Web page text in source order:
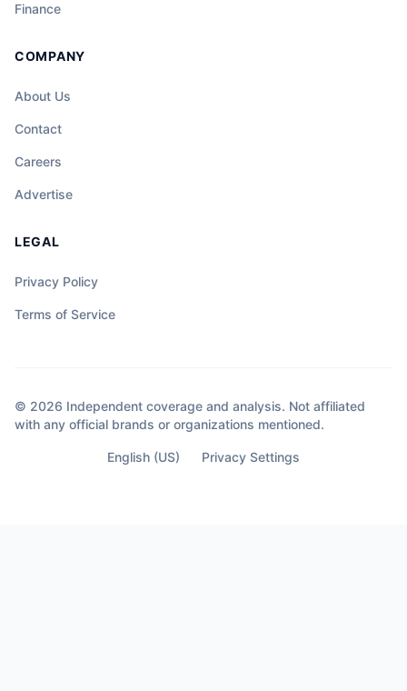
Finance
COMPANY
About Us
Contact
Careers
Advertise
LEGAL
Privacy Policy
Terms of Service
© 2026 Independent coverage and analysis. Not affiliated
with any official brands or organizations mentioned.
English (US) Privacy Settings